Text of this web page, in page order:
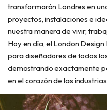
transformarán Londres en
proyectos, instalaciones e
nuestra manera de vivir,
Hoy en día, el London
para diseñadores de todos
demostrando exactamente
en el corazón de las